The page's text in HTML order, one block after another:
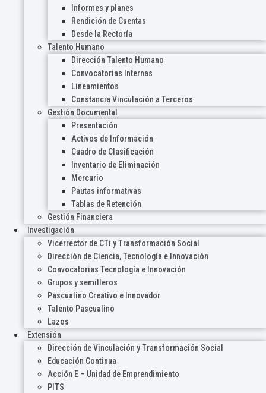
Informes y planes
Rendición de Cuentas
Desde la Rectoría
Talento Humano
Dirección Talento Humano
Convocatorias Internas
Lineamientos
Constancia Vinculación a Terceros
Gestión Documental
Presentación
Activos de Información
Cuadro de Clasificación
Inventario de Eliminación
Mercurio
Pautas informativas
Tablas de Retención
Gestión Financiera
Investigación
Vicerrector de CTi y Transformación Social
Dirección de Ciencia, Tecnología e Innovación
Convocatorias Tecnología e Innovación
Grupos y semilleros
Pascualino Creativo e Innovador
Talento Pascualino
Lazos
Extensión
Dirección de Vinculación y Transformación Social
Educación Continua
Acción E – Unidad de Emprendimiento
PITS